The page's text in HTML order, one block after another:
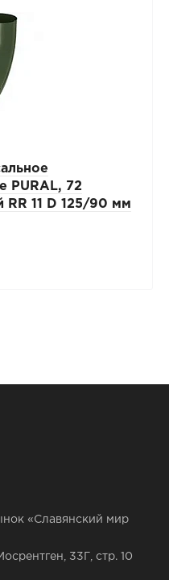
PURAL, 72
RR 11 D 125/90 мм
«Славянский мир
33Г, стр. 10